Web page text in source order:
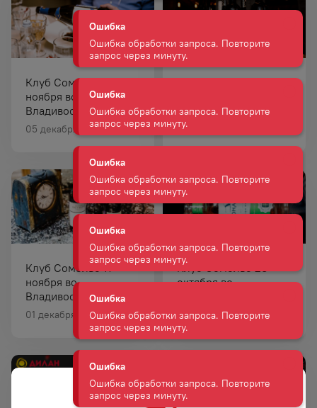
Клуб Сомелье 25
ноября во
Владивостоке
05 декабря 2021
Клуб Сомелье 12
05 декабря 2021
Клуб Сомелье 11
ноября во
Владивостоке
01 декабря 2021
Клуб Сомелье 28
октября во
01 декабря 2021
Ошибка обработки запроса. Повторите
запрос через минуту.
Ошибка
Ошибка обработки запроса. Повторите
запрос через минуту.
Ошибка
Ошибка обработки запроса. Повторите
запрос через минуту.
Ошибка
Ошибка обработки запроса. Повторите
запрос через минуту.
Ошибка
Ошибка обработки запроса. Повторите
запрос через минуту.
Ошибка
Ошибка обработки запроса. Повторите
запрос через минуту.
Ошибка